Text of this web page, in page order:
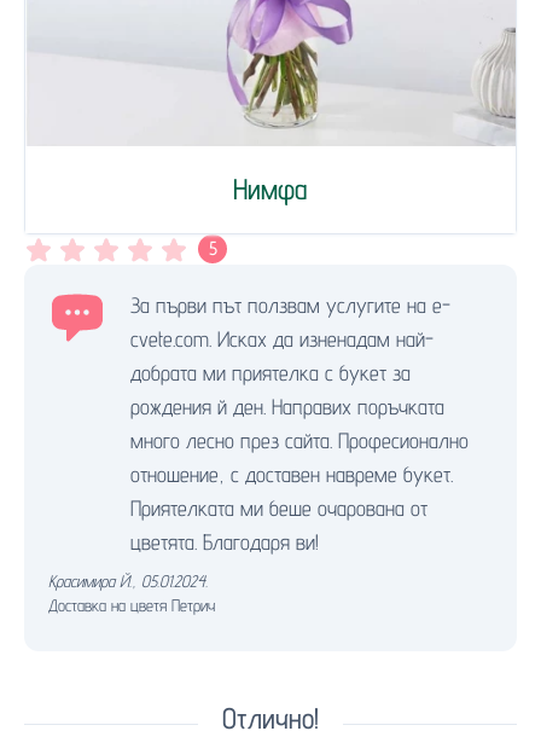
Нимфа
5
За първи път ползвам услугите на e-
cvete.com. Исках да изненадам най-
добрата ми приятелка с букет за
рождения й ден. Направих поръчката
много лесно през сайта. Професионално
отношение, с доставен навреме букет.
Приятелката ми беше очарована от
цветята. Благодаря ви!
Красимира Й. 05.01.2024.
Доставка на цветя Петрич
Отлично!